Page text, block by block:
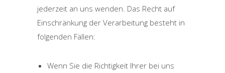
jederzeit an uns wenden. Das Recht auf
Einschränkung der Verarbeitung besteht in
folgenden Fällen:
Wenn Sie die Richtigkeit Ihrer bei uns